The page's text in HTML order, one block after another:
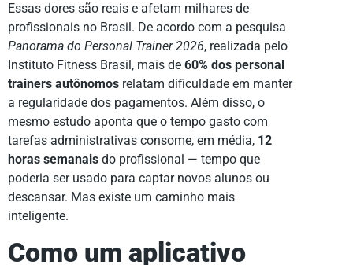
Essas dores são reais e afetam milhares de
profissionais no Brasil. De acordo com a pesquisa
Panorama do Personal Trainer 2026, realizada pelo
Instituto Fitness Brasil, mais de 60% dos personal
trainers autônomos relatam dificuldade em manter
a regularidade dos pagamentos. Além disso, o
mesmo estudo aponta que o tempo gasto com
tarefas administrativas consome, em média, 12
horas semanais do profissional — tempo que
poderia ser usado para captar novos alunos ou
descansar. Mas existe um caminho mais
inteligente.
Como um aplicativo